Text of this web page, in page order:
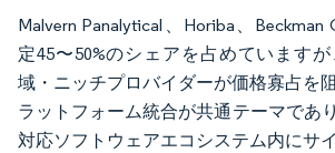
Malvern Panalytical、Horiba、
定45〜50%のシェアを占めています
域・ニッチプロバイダーが価格寡占を
ラットフォーム統合が共通テーマであ
対応ソフトウェアエコシステム内にサ